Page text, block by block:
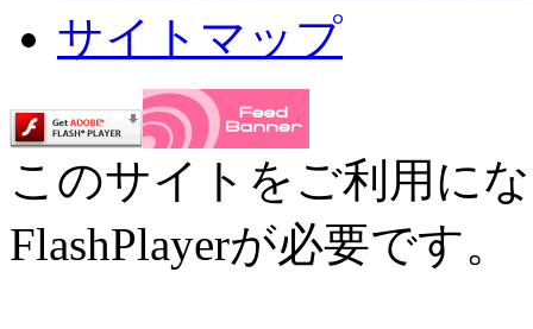
サイトマップ
このサイトをご利用に
FlashPlayerが必要です